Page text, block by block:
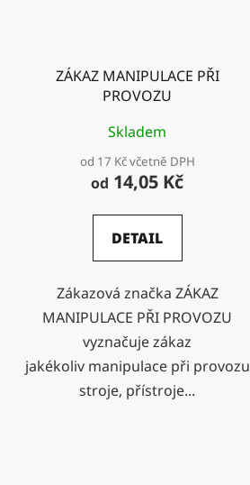
ZÁKAZ MANIPULACE PŘI
PROVOZU
Skladem
od 17 Kč včetně DPH
od 14,05 Kč
DETAIL
Zákazová značka ZÁKAZ
MANIPULACE PŘI PROVOZU
vyznačuje zákaz
jakékoliv manipulace při provozu
stroje, přístroje...